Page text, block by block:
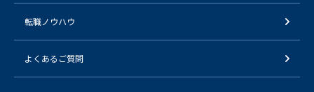
転職ノウハウ
よくあるご質問